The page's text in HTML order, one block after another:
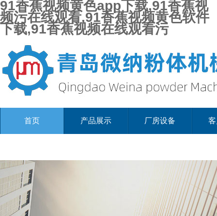
91香蕉视频黄色app下载,91香蕉视
频污在线观看,91香蕉视频黄色软件
下载,91香蕉视频在线观看污
首页 产品展示 厂房设备